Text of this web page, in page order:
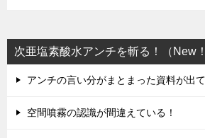
次亜塩素酸水アンチを斬る！（New
アンチの言い分がまとまった資料が出て
空間噴霧の認識が間違えている！